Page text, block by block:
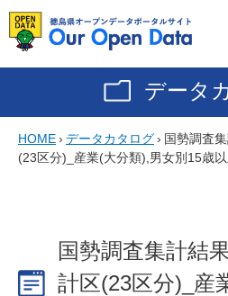
データ
HOME› データカタログ› 国勢調査
(23区分)_産業(大分類),男女別15歳
国勢調査集計結
計区(23区分)_産